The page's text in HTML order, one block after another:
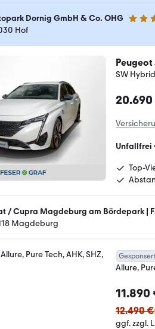
Dornig GmbH & Co. OHG 4.7
Hof
Peugeot
SW
Unfallfrei
Top-
Seat
Magdeburg
Gesponsert
Allure,
11.890
12.490 €
ggf. zzgl.